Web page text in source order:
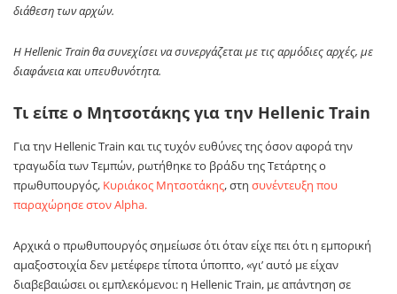
διάθεση των αρχών.
Η Hellenic Train θα συνεχίσει να συνεργάζεται με τις αρμόδιες αρχές, με
διαφάνεια και υπευθυνότητα.
Τι είπε ο Μητσοτάκης για την Hellenic Train
Για την Hellenic Train και τις τυχόν ευθύνες της όσον αφορά την
τραγωδία των Τεμπών, ρωτήθηκε το βράδυ της Τετάρτης ο
πρωθυπουργός, Κυριάκος Μητσοτάκης, στη συνέντευξη που
παραχώρησε στον Alpha.
Αρχικά ο πρωθυπουργός σημείωσε ότι όταν είχε πει ότι η εμπορική
αμαξοστοιχία δεν μετέφερε τίποτα ύποπτο, «γι’ αυτό με είχαν
διαβεβαιώσει οι εμπλεκόμενοι: η Hellenic Train, με απάντηση σε